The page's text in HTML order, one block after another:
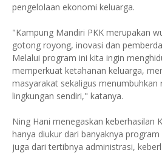
pengelolaan ekonomi keluarga.
"Kampung Mandiri PKK merupakan
gotong royong, inovasi dan
Melalui program ini kita ingin
memperkuat ketahanan keluarga,
masyarakat sekaligus menumbuhkan
lingkungan sendiri," katanya.
Ning Hani menegaskan keberhasilan
hanya diukur dari banyaknya
juga dari tertibnya administrasi,